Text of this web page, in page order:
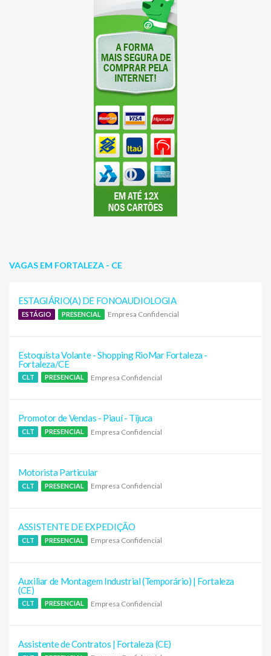
VAGAS EM FORTALEZA - CE
ESTAGIÁRIO(A) DE FONOAUDIOLOGIA
ESTÁGIO PRESENCIAL Empresa Confidencial
Estoquista Volante - Shopping RioMar Fortaleza -
Fortaleza/CE
CLT PRESENCIAL Empresa Confidencial
Promotor de Vendas - Piauí - Tijuca
CLT PRESENCIAL Empresa Confidencial
Motorista Particular
CLT PRESENCIAL Empresa Confidencial
ASSISTENTE DE EXPEDIÇÃO
CLT PRESENCIAL Empresa Confidencial
Auxiliar de Montagem Industrial (Temporário) | Fortaleza
(CE)
CLT PRESENCIAL Empresa Confidencial
Assistente de Contratos | Fortaleza (CE)